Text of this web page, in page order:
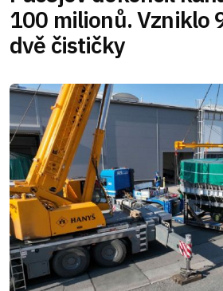
100 milionů. Vzniklo
dvě čističky